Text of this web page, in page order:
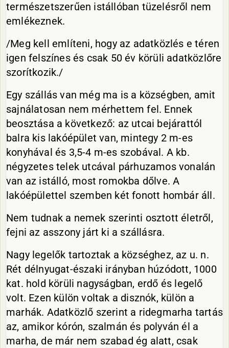
természetszerűen istállóban tüzelésről nem
emlékeznek.
/Meg kell említeni, hogy az adatközlés e téren
igen felszínes és csak 50 év körüli adatközlőre
szorítkozik./
Egy szállás van még ma is a községben, amit
sajnálatosan nem mérhettem fel. Ennek
beosztása a következő: az utcai bejárattól
balra kis lakóépület van, mintegy 2 m-es
konyhával és 3,5-4 m-es szobával. A kb.
négyzetes telek utcával párhuzamos vonalán
van az istálló, most romokba dőlve. A
lakóépülettel szemben két fonott hombár áll.
Nem tudnak a nemek szerinti osztott életről,
fejni az asszony járt ki a szállásra.
Nagy legelők tartoztak a községhez, az u. n.
Rét délnyugat-északi irányban húzódott, 1000
kat. hold körüli nagyságban, erdő és legelő
volt. Ezen külön voltak a disznók, külön a
marhák. Adatközlő szerint a ridegmarha tartás
az, amikor kórón, szalmán és polyván él a
marha, de már nem szabad ég alatt, csak